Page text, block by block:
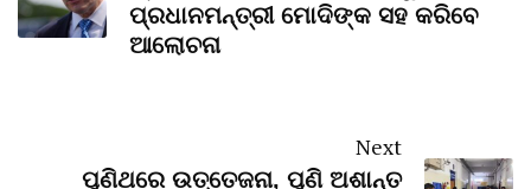
ପ୍ରଧାନମନ୍ତ୍ରୀ ମୋଦିଙ୍କ ସହ କରିବେ
ଆଲୋଚନା
Next
ପୁଣିଥରେ ଉତ୍ତେଜନା, ପୁଣି ଅଶାନ୍ତ